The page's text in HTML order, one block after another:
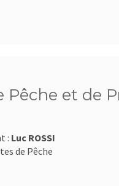
Pêche et de
: Luc ROSSI
de Pêche